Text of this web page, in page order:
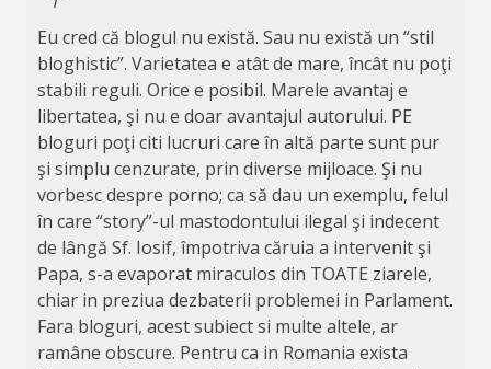
Eu cred că blogul nu există. Sau nu există un “stil
bloghistic”. Varietatea e atât de mare, încât nu poţi
stabili reguli. Orice e posibil. Marele avantaj e
libertatea, şi nu e doar avantajul autorului. PE
bloguri poţi citi lucruri care în altă parte sunt pur
şi simplu cenzurate, prin diverse mijloace. Şi nu
vorbesc despre porno; ca să dau un exemplu, felul
în care “story”-ul mastodontului ilegal şi indecent
de lângă Sf. Iosif, împotriva căruia a intervenit şi
Papa, s-a evaporat miraculos din TOATE ziarele,
chiar in preziua dezbaterii problemei in Parlament.
Fara bloguri, acest subiect si multe altele, ar
ramâne obscure. Pentru ca in Romania exista